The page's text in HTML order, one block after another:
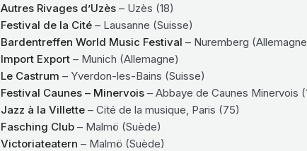
Autres Rivages d’Uzès – Uzès (18)
Festival de la Cité – Lausanne (Suisse)
Bardentreffen World Music Festival – Nuremberg
Import Export – Munich (Allemagne)
Le Castrum – Yverdon-les-Bains (Suisse)
Festival Caunes – Minervois – Abbaye de Caunes Minervois
Jazz à la Villette – Cité de la musique, Paris (75)
Fasching Club – Malmö (Suède)
Victoriateatern – Malmö (Suède)